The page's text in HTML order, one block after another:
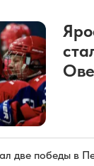
две победы в